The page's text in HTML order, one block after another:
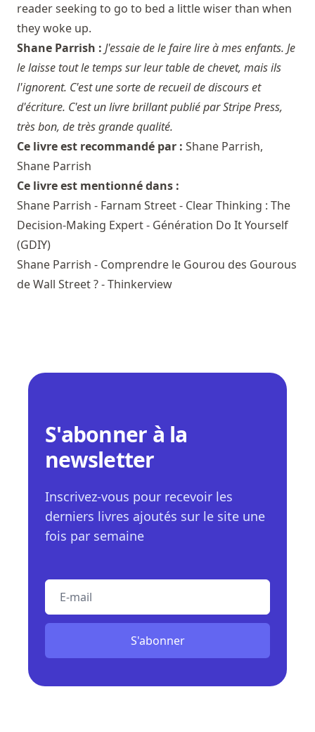
reader seeking to go to bed a little wiser than when
they woke up.
Shane Parrish : J'essaie de le faire lire à mes enfants. Je
le laisse tout le temps sur leur table de chevet, mais ils
l'ignorent. C'est une sorte de recueil de discours et
d'écriture. C'est un livre brillant publié par Stripe Press,
très bon, de très grande qualité.
Ce livre est recommandé par : Shane Parrish,
Shane Parrish
Ce livre est mentionné dans :
Shane Parrish - Farnam Street - Clear Thinking : The
Decision-Making Expert - Génération Do It Yourself
(GDIY)
Shane Parrish - Comprendre le Gourou des Gourous
de Wall Street ? - Thinkerview
S'abonner à la
newsletter
Inscrivez-vous pour recevoir les
derniers livres ajoutés sur le site une
fois par semaine
S'abonner